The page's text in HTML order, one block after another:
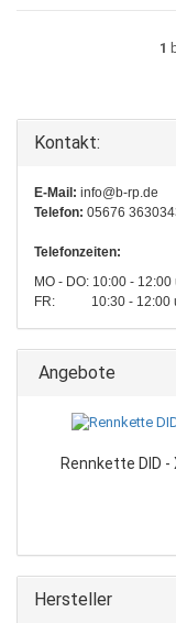
1
Kontakt:
E-Mail: info@b-rp.de
Telefon: 05676
Telefonzeiten:
MO - DO: 10:00 -
FR: 10:30 - 12:00
Angebote
Rennkette DID -
Hersteller